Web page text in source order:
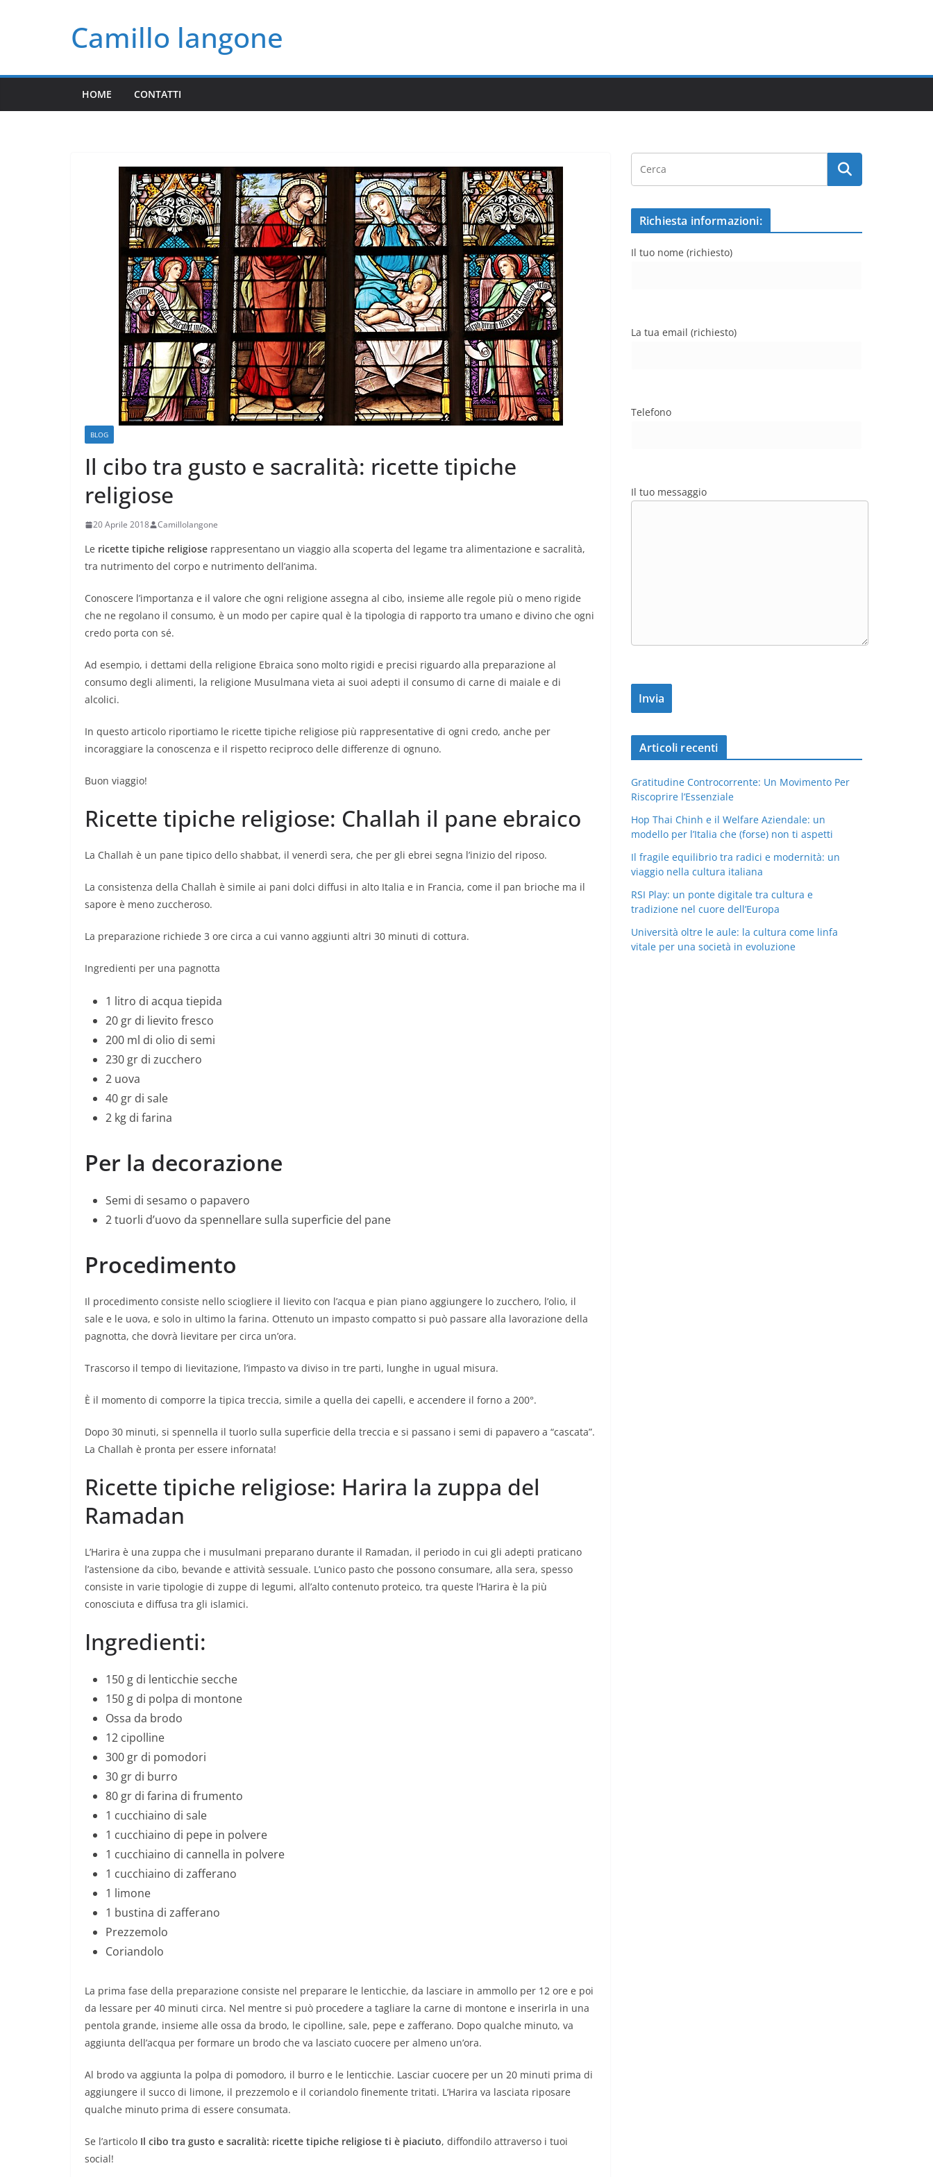
Camillo langone
HOME CONTATTI
BLOG
Il cibo tra gusto e sacralità: ricette tipiche
religiose
20 Aprile 2018 Camillolangone
Le ricette tipiche religiose rappresentano un viaggio alla scoperta del legame tra alimentazione e sacralità,
tra nutrimento del corpo e nutrimento dell’anima.
Conoscere l’importanza e il valore che ogni religione assegna al cibo, insieme alle regole più o meno rigide
che ne regolano il consumo, è un modo per capire qual è la tipologia di rapporto tra umano e divino che ogni
credo porta con sé.
Ad esempio, i dettami della religione Ebraica sono molto rigidi e precisi riguardo alla preparazione al
consumo degli alimenti, la religione Musulmana vieta ai suoi adepti il consumo di carne di maiale e di
alcolici.
In questo articolo riportiamo le ricette tipiche religiose più rappresentative di ogni credo, anche per
incoraggiare la conoscenza e il rispetto reciproco delle differenze di ognuno.
Buon viaggio!
Ricette tipiche religiose: Challah il pane ebraico
La Challah è un pane tipico dello shabbat, il venerdì sera, che per gli ebrei segna l’inizio del riposo.
La consistenza della Challah è simile ai pani dolci diffusi in alto Italia e in Francia, come il pan brioche ma il
sapore è meno zuccheroso.
La preparazione richiede 3 ore circa a cui vanno aggiunti altri 30 minuti di cottura.
Ingredienti per una pagnotta
1 litro di acqua tiepida
20 gr di lievito fresco
200 ml di olio di semi
230 gr di zucchero
2 uova
40 gr di sale
2 kg di farina
Per la decorazione
Semi di sesamo o papavero
2 tuorli d’uovo da spennellare sulla superficie del pane
Procedimento
Il procedimento consiste nello sciogliere il lievito con l’acqua e pian piano aggiungere lo zucchero, l’olio, il
sale e le uova, e solo in ultimo la farina. Ottenuto un impasto compatto si può passare alla lavorazione della
pagnotta, che dovrà lievitare per circa un’ora.
Trascorso il tempo di lievitazione, l’impasto va diviso in tre parti, lunghe in ugual misura.
È il momento di comporre la tipica treccia, simile a quella dei capelli, e accendere il forno a 200°.
Dopo 30 minuti, si spennella il tuorlo sulla superficie della treccia e si passano i semi di papavero a “cascata”.
La Challah è pronta per essere infornata!
Ricette tipiche religiose: Harira la zuppa del
Ramadan
L’Harira è una zuppa che i musulmani preparano durante il Ramadan, il periodo in cui gli adepti praticano
l’astensione da cibo, bevande e attività sessuale. L’unico pasto che possono consumare, alla sera, spesso
consiste in varie tipologie di zuppe di legumi, all’alto contenuto proteico, tra queste l’Harira è la più
conosciuta e diffusa tra gli islamici.
Ingredienti:
150 g di lenticchie secche
150 g di polpa di montone
Ossa da brodo
12 cipolline
300 gr di pomodori
30 gr di burro
80 gr di farina di frumento
1 cucchiaino di sale
1 cucchiaino di pepe in polvere
1 cucchiaino di cannella in polvere
1 cucchiaino di zafferano
1 limone
1 bustina di zafferano
Prezzemolo
Coriandolo
La prima fase della preparazione consiste nel preparare le lenticchie, da lasciare in ammollo per 12 ore e poi
da lessare per 40 minuti circa. Nel mentre si può procedere a tagliare la carne di montone e inserirla in una
pentola grande, insieme alle ossa da brodo, le cipolline, sale, pepe e zafferano. Dopo qualche minuto, va
aggiunta dell’acqua per formare un brodo che va lasciato cuocere per almeno un’ora.
Al brodo va aggiunta la polpa di pomodoro, il burro e le lenticchie. Lasciar cuocere per un 20 minuti prima di
aggiungere il succo di limone, il prezzemolo e il coriandolo finemente tritati. L’Harira va lasciata riposare
qualche minuto prima di essere consumata.
Se l’articolo Il cibo tra gusto e sacralità: ricette tipiche religiose ti è piaciuto, diffondilo attraverso i tuoi
social!
Richiesta informazioni:
Il tuo nome (richiesto)
La tua email (richiesto)
Telefono
Il tuo messaggio
Articoli recenti
Gratitudine Controcorrente: Un Movimento Per
Riscoprire l’Essenziale
Hop Thai Chinh e il Welfare Aziendale: un
modello per l’Italia che (forse) non ti aspetti
Il fragile equilibrio tra radici e modernità: un
viaggio nella cultura italiana
RSI Play: un ponte digitale tra cultura e
tradizione nel cuore dell’Europa
Università oltre le aule: la cultura come linfa
vitale per una società in evoluzione